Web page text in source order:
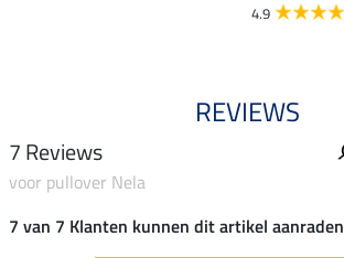
4.9
REVIEWS
7 Reviews
voor pullover Nela
7 van 7 Klanten kunnen dit artikel aanraden